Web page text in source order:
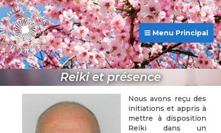
Menu Principal
Reiki et présence
Nous avons reçu des
initiations et appris à
mettre à disposition
Reiki dans un